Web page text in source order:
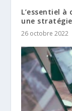
L’essentiel
une
26 octobre 2022